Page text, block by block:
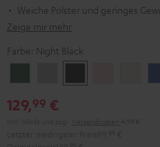
Weiche Polster und geringes
Zeige mir mehr
Farbe: Night Black
Gray
Black
129,99 €